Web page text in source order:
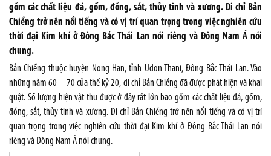
gồm các chất liệu đá, gốm, đồng, sắt, thủy tinh và xương. Di chỉ Bản
Chiềng trở nên nổi tiếng và có vị trí quan trọng trong việc nghiên cứu
thời đại Kim khí ở Đông Bắc Thái Lan nói riêng và Đông Nam Á nói
chung.
Bản Chiềng thuộc huyện Nong Han, tỉnh Udon Thani, Đông Bắc Thái Lan. Vào
những năm 60 – 70 của thế kỷ 20, di chỉ Bản Chiềng đã được phát hiện và khai
quật. Số lượng hiện vật thu được ở đây rất lớn bao gồm các chất liệu đá, gốm,
đồng, sắt, thủy tinh và xương. Di chỉ Bản Chiềng trở nên nổi tiếng và có vị trí
quan trọng trong việc nghiên cứu thời đại Kim khí ở Đông Bắc Thái Lan nói
riêng và Đông Nam Á nói chung.